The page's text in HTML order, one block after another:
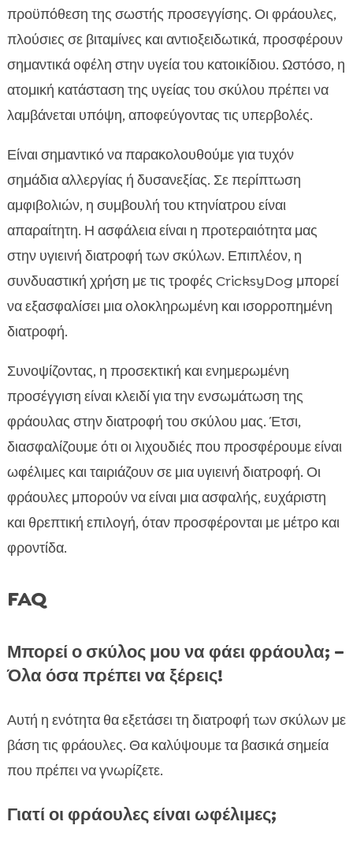
προϋπόθεση της σωστής προσεγγίσης. Οι φράουλες,
πλούσιες σε βιταμίνες και αντιοξειδωτικά, προσφέρουν
σημαντικά οφέλη στην υγεία του κατοικίδιου. Ωστόσο, η
ατομική κατάσταση της υγείας του σκύλου πρέπει να
λαμβάνεται υπόψη, αποφεύγοντας τις υπερβολές.
Είναι σημαντικό να παρακολουθούμε για τυχόν
σημάδια αλλεργίας ή δυσανεξίας. Σε περίπτωση
αμφιβολιών, η συμβουλή του κτηνίατρου είναι
απαραίτητη. Η ασφάλεια είναι η προτεραιότητα μας
στην υγιεινή διατροφή των σκύλων. Επιπλέον, η
συνδυαστική χρήση με τις τροφές CricksyDog μπορεί
να εξασφαλίσει μια ολοκληρωμένη και ισορροπημένη
διατροφή.
Συνοψίζοντας, η προσεκτική και ενημερωμένη
προσέγγιση είναι κλειδί για την ενσωμάτωση της
φράουλας στην διατροφή του σκύλου μας. Έτσι,
διασφαλίζουμε ότι οι λιχουδιές που προσφέρουμε είναι
ωφέλιμες και ταιριάζουν σε μια υγιεινή διατροφή. Οι
φράουλες μπορούν να είναι μια ασφαλής, ευχάριστη
και θρεπτική επιλογή, όταν προσφέρονται με μέτρο και
φροντίδα.
FAQ
Μπορεί ο σκύλος μου να φάει φράουλα; –
Όλα όσα πρέπει να ξέρεις!
Αυτή η ενότητα θα εξετάσει τη διατροφή των σκύλων με
βάση τις φράουλες. Θα καλύψουμε τα βασικά σημεία
που πρέπει να γνωρίζετε.
Γιατί οι φράουλες είναι ωφέλιμες;